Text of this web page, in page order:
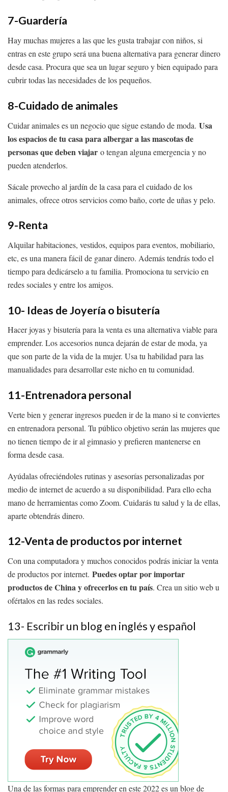
7-Guardería
Hay muchas mujeres a las que les gusta trabajar con niños, si
entras en este grupo será una buena alternativa para generar dinero
desde casa. Procura que sea un lugar seguro y bien equipado para
cubrir todas las necesidades de los pequeños.
8-Cuidado de animales
Cuidar animales es un negocio que sigue estando de moda. Usa
los espacios de tu casa para albergar a las mascotas de
personas que deben viajar o tengan alguna emergencia y no
pueden atenderlos.
Sácale provecho al jardín de la casa para el cuidado de los
animales, ofrece otros servicios como baño, corte de uñas y pelo.
9-Renta
Alquilar habitaciones, vestidos, equipos para eventos, mobiliario,
etc, es una manera fácil de ganar dinero. Además tendrás todo el
tiempo para dedicárselo a tu familia. Promociona tu servicio en
redes sociales y entre los amigos.
10- Ideas de Joyería o bisutería
Hacer joyas y bisutería para la venta es una alternativa viable para
emprender. Los accesorios nunca dejarán de estar de moda, ya
que son parte de la vida de la mujer. Usa tu habilidad para las
manualidades para desarrollar este nicho en tu comunidad.
11-Entrenadora personal
Verte bien y generar ingresos pueden ir de la mano si te conviertes
en entrenadora personal. Tu público objetivo serán las mujeres que
no tienen tiempo de ir al gimnasio y prefieren mantenerse en
forma desde casa.
Ayúdalas ofreciéndoles rutinas y asesorías personalizadas por
medio de internet de acuerdo a su disponibilidad. Para ello echa
mano de herramientas como Zoom. Cuidarás tu salud y la de ellas,
aparte obtendrás dinero.
12-Venta de productos por internet
Con una computadora y muchos conocidos podrás iniciar la venta
de productos por internet. Puedes optar por importar
productos de China y ofrecerlos en tu país. Crea un sitio web u
ofértalos en las redes sociales.
13- Escribir un blog en inglés y español
Una de las formas para emprender en este 2022 es un blog de